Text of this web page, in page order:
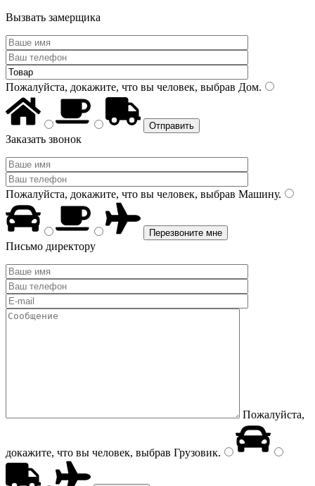
Вызвать замерщика
Пожалуйста, докажите, что вы человек, выбрав Дом.
Заказать звонок
Пожалуйста, докажите, что вы человек, выбрав Машину.
Письмо директору
Пожалуйста,
докажите, что вы человек, выбрав Грузовик.